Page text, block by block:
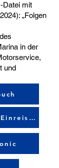
Datei mit
„Folgen
in der
und
Informationen zum Einreisehafen